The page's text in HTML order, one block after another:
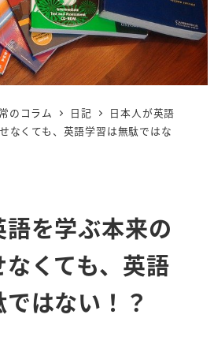
のコラム 日記
日本人が英語
なくても、英語学習は無駄ではな
語を学ぶ本来の
くても、英語
はない！？